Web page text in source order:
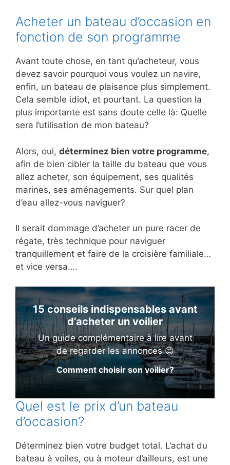
Acheter un bateau d’occasion en
fonction de son programme
Avant toute chose, en tant qu’acheteur, vous
devez savoir pourquoi vous voulez un navire,
enfin, un bateau de plaisance plus simplement.
Cela semble idiot, et pourtant. La question la
plus importante est sans doute celle là: Quelle
sera l’utilisation de mon bateau?
Alors, oui, déterminez bien votre programme,
afin de bien cibler la taille du bateau que vous
allez acheter, son équipement, ses qualités
marines, ses aménagements. Sur quel plan
d’eau allez-vous naviguer?
Il serait dommage d’acheter un pure racer de
régate, très technique pour naviguer
tranquillement et faire de la croisière familiale…
et vice versa….
15 conseils indispensables avant
d’acheter un voilier
Un guide complémentaire à lire avant
de regarder les annonces 😉
Comment choisir son voilier?
Quel est le prix d’un bateau
d’occasion?
Déterminez bien votre budget total. L’achat du
bateau à voiles, ou à moteur d’ailleurs, est une